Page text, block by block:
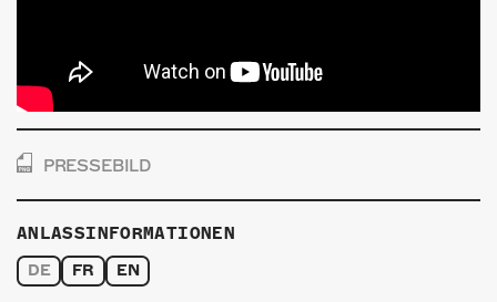
PRESSEBILD
ANLASSINFORMATIONEN
DE FR EN